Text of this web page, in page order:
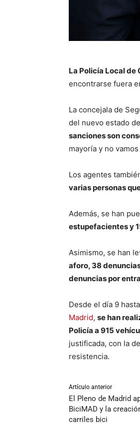
La Policía Local de
encontrarse fuera
La concejala de
del nuevo estado
sanciones son
mayoría y no
Los agentes
varias personas
Además, se han
estupefacientes y
Asimismo, se han
aforo, 38
denuncias por
Desde el día 9
Madrid, se han
Policía a 915
justificada, con la
resistencia.
Artículo anterior
El Pleno de Madrid
BiciMAD y la
carriles bici